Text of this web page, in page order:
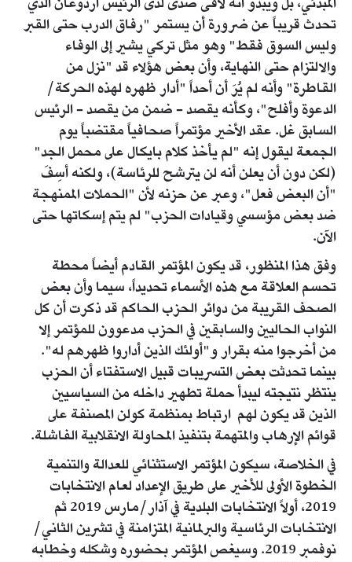
تحدث قريباً عن ضرورة أن يستمر "رفاق الدرب حتى القبر
وليس السوق فقط" وهو مثل تركي يشير إلى الوفاء
والالتزام حتى النهاية، وأن بعض هؤلاء قد "نزل من
القاطرة" وأنه لم يُرَ أن أحداً "أدار ظهره لهذه الحركة/
الدعوة وأفلح"، وكأنه يقصد - ضمن من يقصد - الرئيس
السابق غل. عقد الأخير مؤتمراً صحافياً مقتضباً يوم
الجمعة ليقول إنه "لم يأخذ كلام بايكال على محمل الجد"
(لكن دون أن يعلن أنه لن يترشح للرئاسة)، ولكنه أسِفَ
"أن البعض فعل"، وعبر عن حزنه لأن "الحملات الممنهجة
ضد بعض مؤسسي وقيادات الحزب" لم يتم إسكاتها حتى
الآن.
وفق هذا المنظور، قد يكون المؤتمر القادم أيضاً محطة
تحسم العلاقة مع هذه الأسماء تحديداً، سيما وأن بعض
الصحف القريبة من دوائر الحزب الحاكم قد ذكرت أن كل
النواب الحاليين والسابقين في الحزب مدعوون للمؤتمر إلا
من أخرجوا منه بقرار و"أولئك الذين أداروا ظهرهم له".
بينما تحدثت بعض التسريبات قبيل الاستفتاء أن الحزب
ينتظر نتيجته ليبدأ حملة تطهير داخله من السياسيين
الذين قد يكون لهم ارتباط بمنظمة كولن المصنفة على
قوائم الإرهاب والمتهمة بتنفيذ المحاولة الانقلابية الفاشلة.
في الخلاصة، سيكون المؤتمر الاستثنائي للعدالة والتنمية
الخطوة الأولى للأخير على طريق الإعداد لعام الانتخابات
2019، أولاً الانتخابات البلدية في آذار/مارس 2019 ثم
الانتخابات الرئاسية والبرلمانية المتزامنة في تشرين الثاني/
نوفمبر 2019. وسيغص المؤتمر بحضوره وشكله وخطابه